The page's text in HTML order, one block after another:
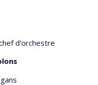
d’orchestre